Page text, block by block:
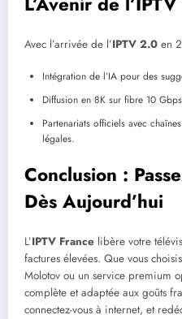
Avec l’arrivée de l’IPTV 2.0 en
Intégration de l’IA pour des
Diffusion en 8K sur fibre 10
Partenariats officiels avec
légales.
Conclusion :
Dès Aujourd’hui
L’IPTV France libère votre
factures élevées. Que vous
Molotov ou un service premium
complète et adaptée aux goûts
connectez-vous à internet, et